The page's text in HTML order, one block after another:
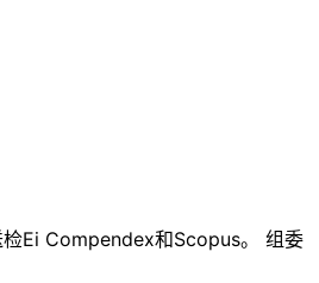
Ei Compendex和Scopus。 组委